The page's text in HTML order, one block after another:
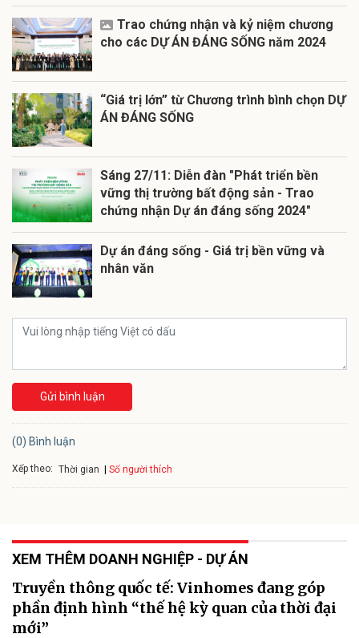
Trao chứng nhận và kỷ niệm chương
cho các DỰ ÁN ĐÁNG SỐNG năm 2024
“Giá trị lớn” từ Chương trình bình chọn DỰ
ÁN ĐÁNG SỐNG
Sáng 27/11: Diễn đàn "Phát triển bền
vững thị trường bất động sản - Trao
chứng nhận Dự án đáng sống 2024"
Dự án đáng sống - Giá trị bền vững và
nhân văn
Gửi bình luận
(0) Bình luận
Xếp theo: Thời gian Số người thích
XEM THÊM DOANH NGHIỆP - DỰ ÁN
Truyền thông quốc tế: Vinhomes đang góp
phần định hình “thế hệ kỳ quan của thời đại
mới”